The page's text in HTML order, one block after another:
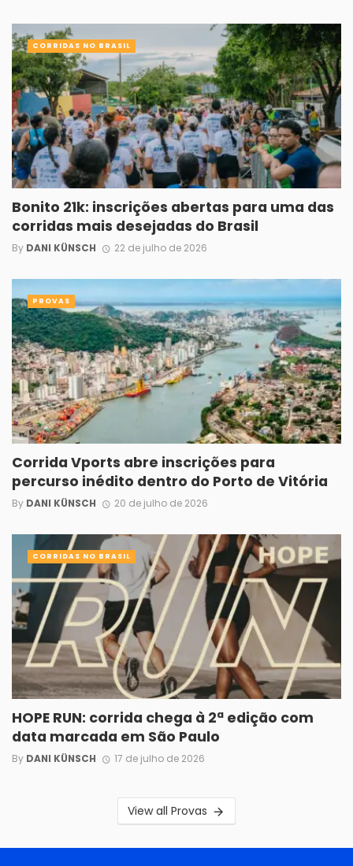
Bonito 21k: inscrições abertas para uma das
corridas mais desejadas do Brasil
By DANI KÜNSCH 22 de julho de 2026
CORRIDAS NO BRASIL
Corrida Vports abre inscrições para
percurso inédito dentro do Porto de Vitória
By DANI KÜNSCH 20 de julho de 2026
PROVAS
HOPE RUN: corrida chega à 2ª edição com
data marcada em São Paulo
By DANI KÜNSCH 17 de julho de 2026
CORRIDAS NO BRASIL
View all Provas